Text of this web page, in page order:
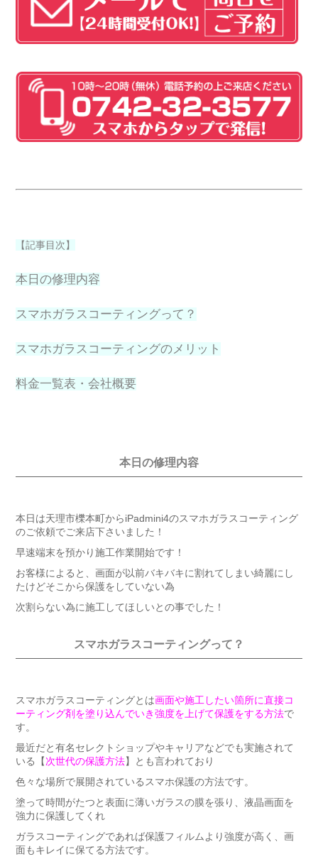
【記事目次】
本日の修理内容
スマホガラスコーティングって？
スマホガラスコーティングのメリット
料金一覧表・会社概要
本日の修理内容
本日は天理市櫟本町からiPadmini4のスマホガラスコーティング
のご依頼でご来店下さいました！
早速端末を預かり施工作業開始です！
お客様によると、画面が以前バキバキに割れてしまい綺麗にし
たけどそこから保護をしていない為
次割らない為に施工してほしいとの事でした！
スマホガラスコーティングって？
スマホガラスコーティングとは画面や施工したい箇所に直接コ
ーティング剤を塗り込んでいき強度を上げて保護をする方法で
す。
最近だと有名セレクトショップやキャリアなどでも実施されて
いる【次世代の保護方法】とも言われており
色々な場所で展開されているスマホ保護の方法です。
塗って時間がたつと表面に薄いガラスの膜を張り、液晶画面を
強力に保護してくれ
ガラスコーティングであれば保護フィルムより強度が高く、画
面もキレイに保てる方法です。